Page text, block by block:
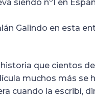
siendo nº1 en
Galindo en esta
que cientos
muchos más se
cuando la escribí,